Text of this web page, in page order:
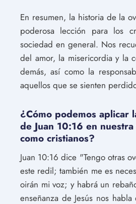
En resumen, la historia de la
poderosa lección para los
sociedad en general. Nos
del amor, la misericordia y la
demás, así como la
aquellos que se sienten
¿Cómo podemos aplicar
de Juan 10:16 en
como cristianos?
Juan 10:16 dice "Tengo otras
este redil; también me es
oirán mi voz; y habrá un
enseñanza de Jesús nos